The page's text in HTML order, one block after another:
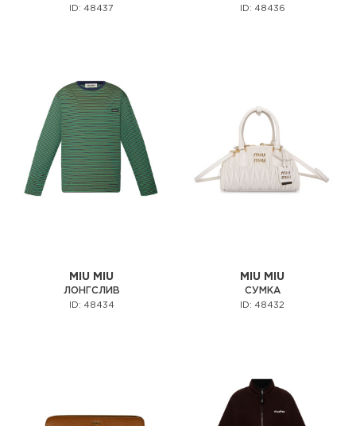
ID: 48437 ID: 48436
MIU MIU
ЛОНГСЛИВ
ID: 48434
MIU MIU
СУМКА
ID: 48432